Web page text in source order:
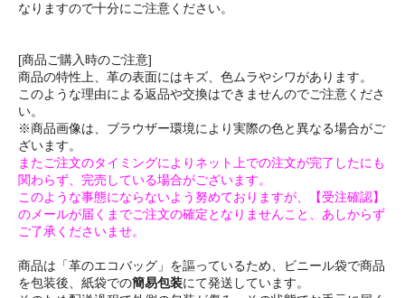
なりますので十分にご注意ください。
[商品ご購入時のご注意]
商品の特性上、革の表面にはキズ、色ムラやシワがあります。
このような理由による返品や交換はできませんのでご注意くださ
い。
※商品画像は、ブラウザー環境により実際の色と異なる場合がご
ざいます。
またご注文のタイミングによりネット上での注文が完了したにも
関わらず、完売している場合がございます。
このような事態にならないよう努めておりますが、【受注確認】
のメールが届くまでご注文の確定となりませんこと、あしからず
ご了承くださいませ。
商品は「革のエコバッグ」を謳っているため、ビニール袋で商品
を包装後、紙袋での簡易包装にて発送しています。